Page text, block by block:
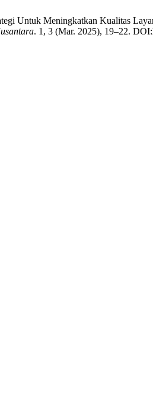
Untuk Meningkatkan Kualitas
. 1, 3 (Mar. 2025), 19–22.